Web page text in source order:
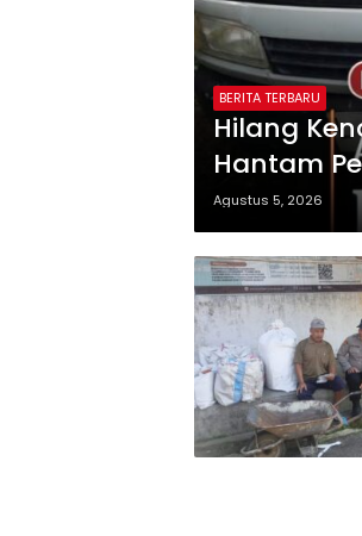
BERITA TERBARU
Hilang
Hantam
Agustus 5, 2026